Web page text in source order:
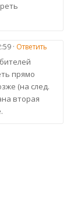
· Ответить
прямо
(на след.
вторая